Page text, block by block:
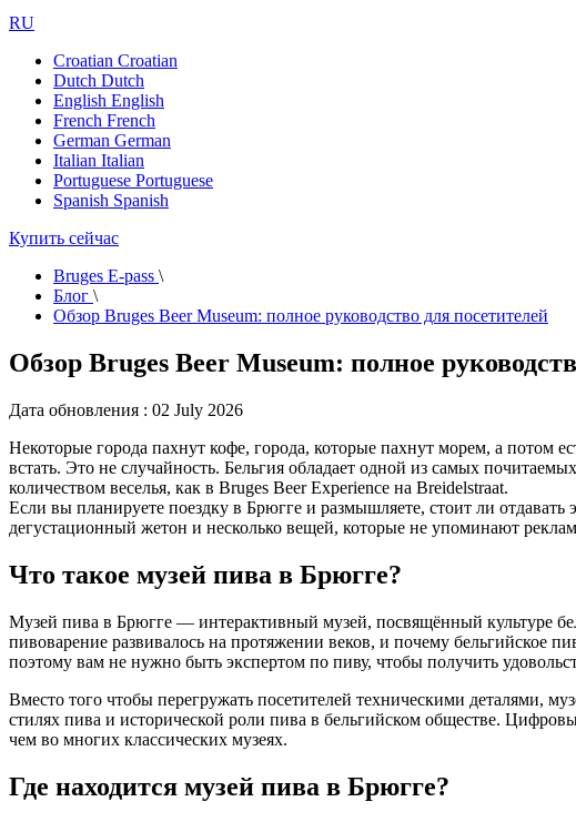
RU
Croatian Croatian
Dutch Dutch
English English
French French
German German
Italian Italian
Portuguese Portuguese
Spanish Spanish
Купить сейчас
Bruges E-pass \
Блог \
Обзор Bruges Beer Museum: полное руководство для посетителей
Обзор Bruges Beer Museum: полное
Дата обновления : 02 July 2026
Некоторые города пахнут кофе, города, которые пахнут морем, а потом
встать. Это не случайность. Бельгия обладает одной из самых
количеством веселья, как в Bruges Beer Experience на Breidelstraat.
Если вы планируете поездку в Брюгге и размышляете, стоит ли
дегустационный жетон и несколько вещей, которые не упоминают
Что такое музей пива в Брюгге?
Музей пива в Брюгге — интерактивный музей, посвящённый культуре
пивоварение развивалось на протяжении веков, и почему бельгийское
поэтому вам не нужно быть экспертом по пиву, чтобы получить
Вместо того чтобы перегружать посетителей техническими деталями,
стилях пива и исторической роли пива в бельгийском обществе.
чем во многих классических музеях.
Где находится музей пива в Брюгге?